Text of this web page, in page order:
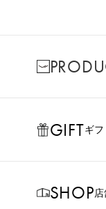
GIFTギフ
SHOP